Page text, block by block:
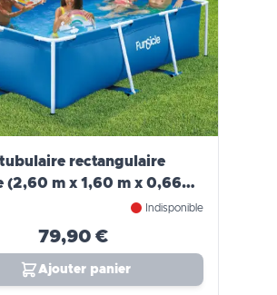
tubulaire rectangulaire
(2,60 m x 1,60 m x 0,66
Indisponible
79,90 €
Ajouter panier